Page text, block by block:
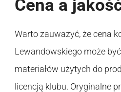
Cena a
Warto zauważyć, że cena
Lewandowskiego może
materiałów użytych do
licencją klubu. Oryginalne